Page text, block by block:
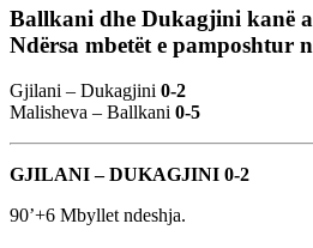
Ballkani dhe Dukagjini kanë
Ndërsa mbetët e pamposhtur
Gjilani – Dukagjini 0-2
Malisheva – Ballkani 0-5
GJILANI – DUKAGJINI 0-2
90’+6 Mbyllet ndeshja.